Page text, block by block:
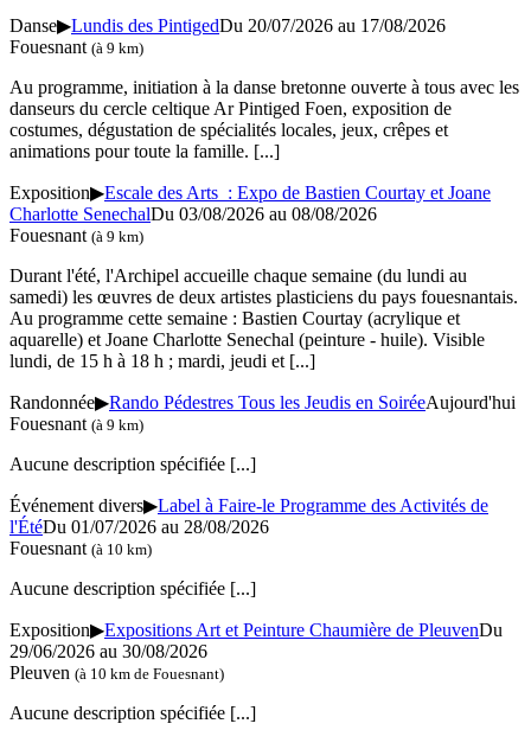
Danse▶Lundis des PintigedDu 20/07/2026 au 17/08/2026
Fouesnant (à 9 km)
Au programme, initiation à la danse bretonne ouverte à tous avec les
danseurs du cercle celtique Ar Pintiged Foen, exposition de
costumes, dégustation de spécialités locales, jeux, crêpes et
animations pour toute la famille. [...]
Exposition▶Escale des Arts : Expo de Bastien Courtay et Joane
Charlotte SenechalDu 03/08/2026 au 08/08/2026
Fouesnant (à 9 km)
Durant l'été, l'Archipel accueille chaque semaine (du lundi au
samedi) les œuvres de deux artistes plasticiens du pays fouesnantais.
Au programme cette semaine : Bastien Courtay (acrylique et
aquarelle) et Joane Charlotte Senechal (peinture - huile). Visible
lundi, de 15 h à 18 h ; mardi, jeudi et [...]
Randonnée▶Rando Pédestres Tous les Jeudis en SoiréeAujourd'hui
Fouesnant (à 9 km)
Aucune description spécifiée [...]
Événement divers▶Label à Faire-le Programme des Activités de
l'ÉtéDu 01/07/2026 au 28/08/2026
Fouesnant (à 10 km)
Aucune description spécifiée [...]
Exposition▶Expositions Art et Peinture Chaumière de PleuvenDu
29/06/2026 au 30/08/2026
Pleuven (à 10 km de Fouesnant)
Aucune description spécifiée [...]